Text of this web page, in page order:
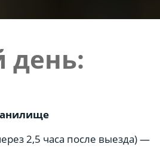
день:
2,5 часа после выезда) —